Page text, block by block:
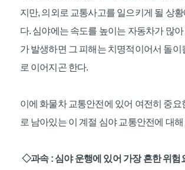
지만, 의외로 교통사고를 일으키게 될 상
다. 심야에는 속도를 높이는 자동차가 많
가 발생하면 그 피해는 치명적이어서 돌이
로 이어지곤 한다.
이에 화물차 교통안전에 있어 여전히 중요
로 남아있는 이 계절 심야 교통안전에 대
◇과속 : 심야 운행에 있어 가장 흔한 위험